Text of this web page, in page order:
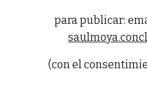
para publicar:
(con el